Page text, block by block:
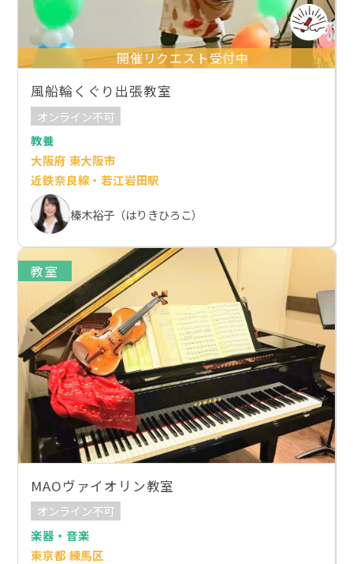
開催リクエスト受付中
風船輪くぐり出張教室
オンライン不可
教養
大阪府 東大阪市
近鉄奈良線・若江岩田駅
榛木裕子（はりきひろこ）
教室
MAOヴァイオリン教室
オンライン不可
楽器・音楽
東京都 練馬区